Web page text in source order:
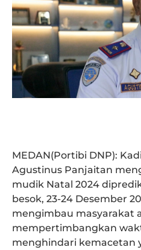
MEDAN(Portibi DNP):
Agustinus Panjaitan
mudik Natal 2024
besok, 23-24 Desember
mengimbau masyarakat
mempertimbangkan
menghindari kemacetan